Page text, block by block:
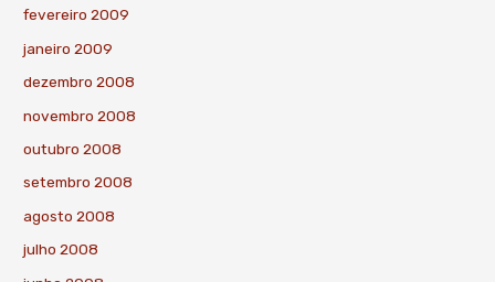
fevereiro 2009
janeiro 2009
dezembro 2008
novembro 2008
outubro 2008
setembro 2008
agosto 2008
julho 2008